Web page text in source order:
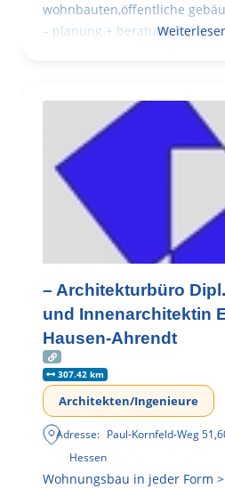
wohnbauten,öffentliche
– planung + beratung bei an
– Architekturbüro
und Innenarchitektin
Hausen-Ahrendt
307.42 km
Architekten/Ingenieure
Adresse: Paul-Kornfeld-Weg 51,
Hessen
Wohnungsbau in jeder Form